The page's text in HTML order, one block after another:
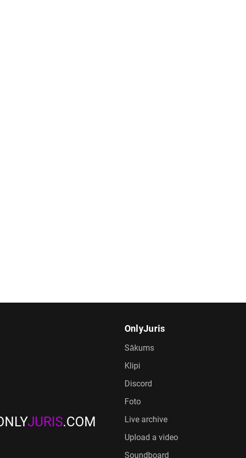
JURIS.COM
OnlyJuris
Sākums
Klipi
Discord
Foto
Live archive
Upload a video
Soundboard